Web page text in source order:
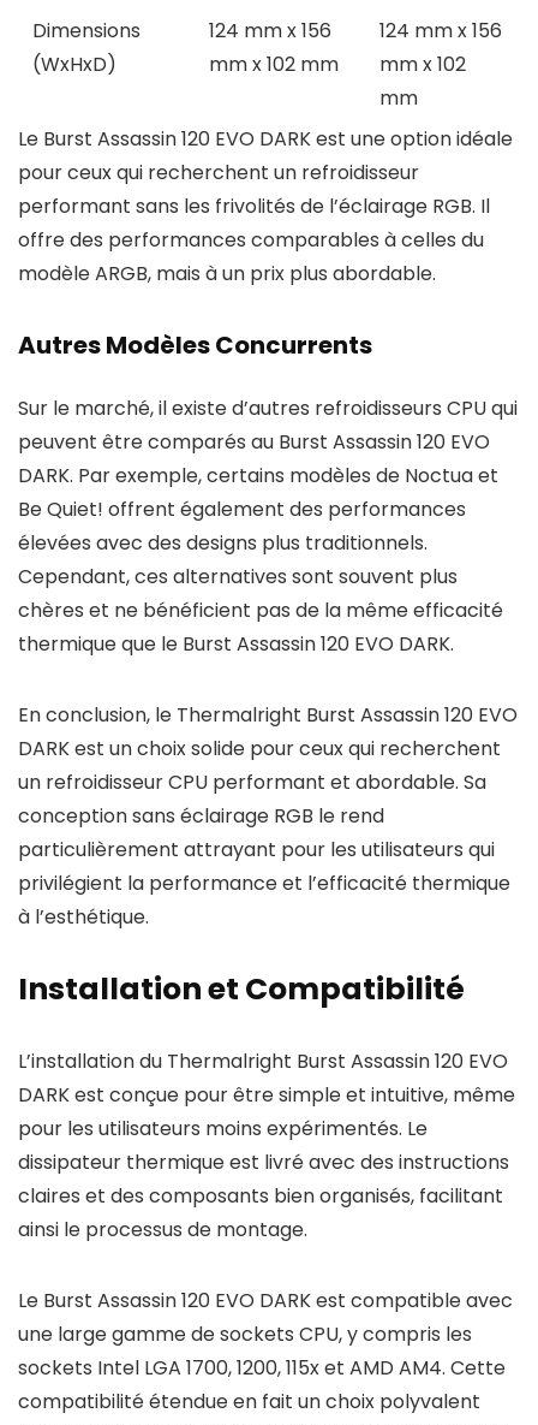
Dimensions
(WxHxD)
124 mm x 156
mm x 102 mm
124 mm x 156
mm x 102
mm
Le Burst Assassin 120 EVO DARK est une option idéale
pour ceux qui recherchent un refroidisseur
performant sans les frivolités de l’éclairage RGB. Il
offre des performances comparables à celles du
modèle ARGB, mais à un prix plus abordable.
Autres Modèles Concurrents
Sur le marché, il existe d’autres refroidisseurs CPU qui
peuvent être comparés au Burst Assassin 120 EVO
DARK. Par exemple, certains modèles de Noctua et
Be Quiet! offrent également des performances
élevées avec des designs plus traditionnels.
Cependant, ces alternatives sont souvent plus
chères et ne bénéficient pas de la même efficacité
thermique que le Burst Assassin 120 EVO DARK.
En conclusion, le Thermalright Burst Assassin 120 EVO
DARK est un choix solide pour ceux qui recherchent
un refroidisseur CPU performant et abordable. Sa
conception sans éclairage RGB le rend
particulièrement attrayant pour les utilisateurs qui
privilégient la performance et l’efficacité thermique
à l’esthétique.
Installation et Compatibilité
L’installation du Thermalright Burst Assassin 120 EVO
DARK est conçue pour être simple et intuitive, même
pour les utilisateurs moins expérimentés. Le
dissipateur thermique est livré avec des instructions
claires et des composants bien organisés, facilitant
ainsi le processus de montage.
Le Burst Assassin 120 EVO DARK est compatible avec
une large gamme de sockets CPU, y compris les
sockets Intel LGA 1700, 1200, 115x et AMD AM4. Cette
compatibilité étendue en fait un choix polyvalent